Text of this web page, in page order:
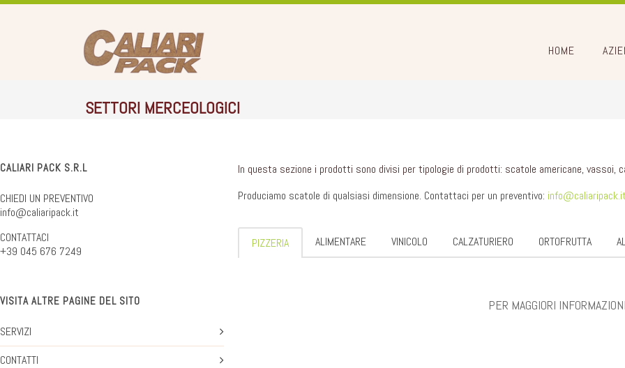
HOME
SETTORI MERCEOLOGICI
CALIARI PACK S.R.L
CHIEDI UN PREVENTIVO
info@caliaripack.it
CONTATTACI
+39 045 676 7249
VISITA ALTRE PAGINE DEL SITO
SERVIZI
CONTATTI
In questa sezione i prodotti sono divisi per tipologie di prodotti: scatole americane, vassoi,
Produciamo scatole di qualsiasi dimensione. Contattaci per un preventivo: info@caliaripack.it
PIZZERIA ALIMENTARE VINICOLO CALZATURIERO ORTOFRUTTA
PER MAGGIORI